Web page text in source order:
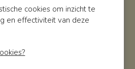
in Zoetermeer
Technology
cookies om inzicht te
en effectiviteit van deze